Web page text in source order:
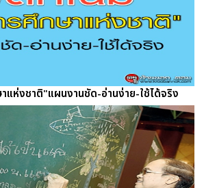
แห่งชาติ"แผนงานชัด-อ่านง่าย-ใช้ได้จริง